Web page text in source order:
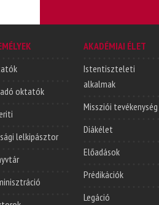
oktatók
lelkipásztor
AKADÉMIAI ÉLET
Istentiszteleti
alkalmak
Missziói tevékenység
Diákélet
Előadások
Prédikációk
Legáció